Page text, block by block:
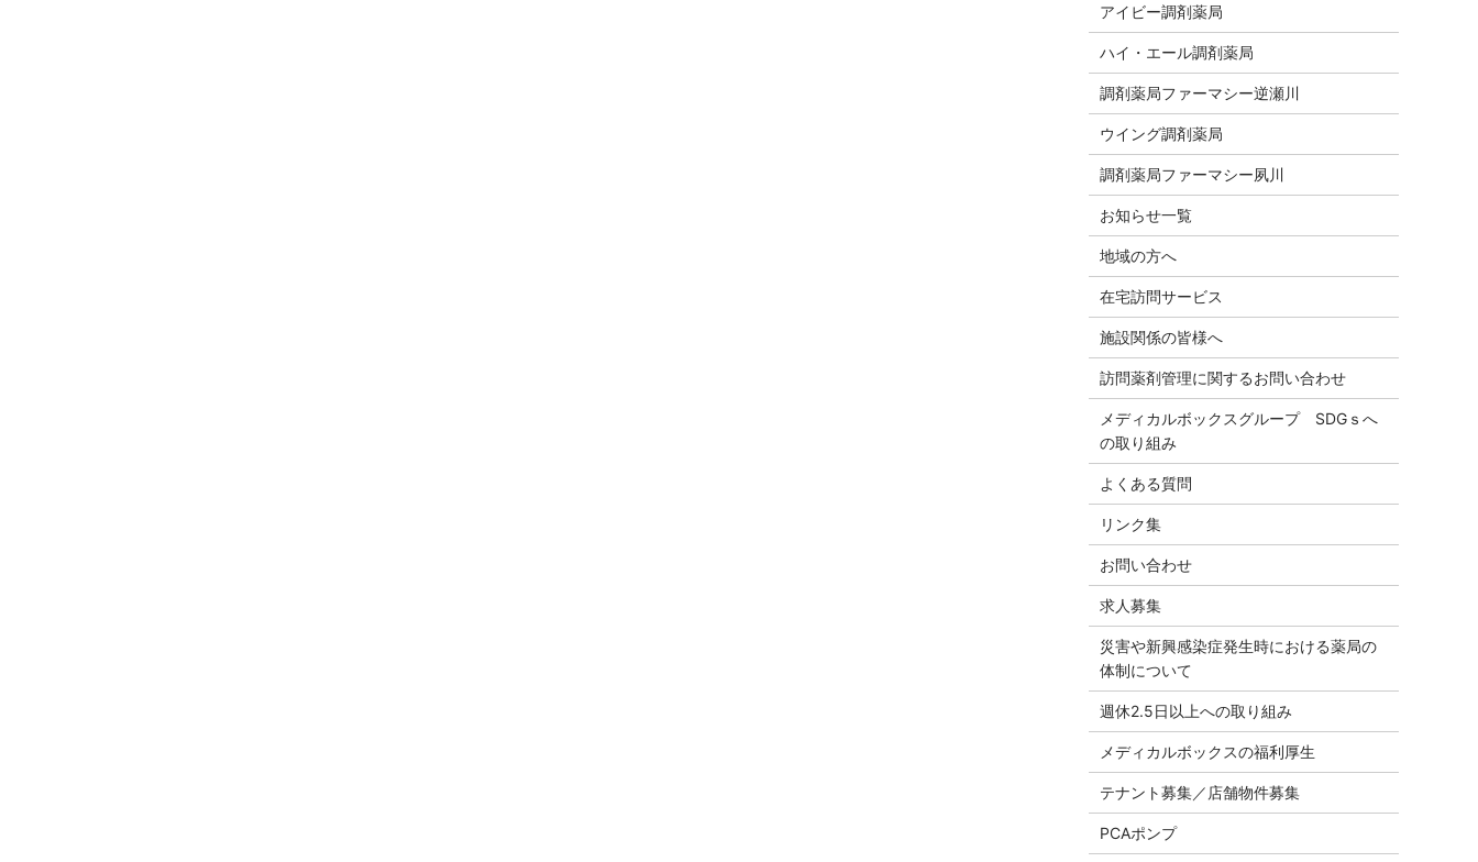
アイビー調剤薬局
ハイ・エール調剤薬局
調剤薬局ファーマシー逆瀬川
ウイング調剤薬局
調剤薬局ファーマシー夙川
お知らせ一覧
地域の方へ
在宅訪問サービス
施設関係の皆様へ
訪問薬剤管理に関するお問い合わせ
メディカルボックスグループ SDGｓへ
の取り組み
よくある質問
リンク集
お問い合わせ
求人募集
災害や新興感染症発生時における薬局の
体制について
週休2.5日以上への取り組み
メディカルボックスの福利厚生
テナント募集／店舗物件募集
PCAポンプ